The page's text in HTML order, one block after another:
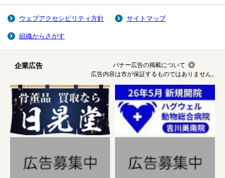
ウェブアクセシビリティ方針 サイトマップ
組織からさがす
企業広告
バナー広告の掲載について
広告内容は市が保証するものではありません。